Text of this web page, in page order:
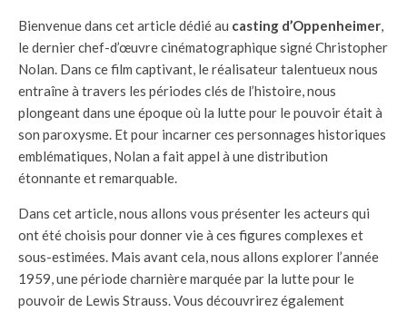
Bienvenue dans cet article dédié au casting d’Oppenheimer,
le dernier chef-d’œuvre cinématographique signé Christopher
Nolan. Dans ce film captivant, le réalisateur talentueux nous
entraîne à travers les périodes clés de l’histoire, nous
plongeant dans une époque où la lutte pour le pouvoir était à
son paroxysme. Et pour incarner ces personnages historiques
emblématiques, Nolan a fait appel à une distribution
étonnante et remarquable.
Dans cet article, nous allons vous présenter les acteurs qui
ont été choisis pour donner vie à ces figures complexes et
sous-estimées. Mais avant cela, nous allons explorer l’année
1959, une période charnière marquée par la lutte pour le
pouvoir de Lewis Strauss. Vous découvrirez également